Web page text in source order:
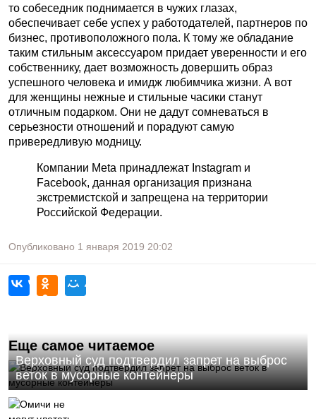
то собеседник поднимается в чужих глазах,
обеспечивает себе успех у работодателей, партнеров по
бизнес, противоположного пола. К тому же обладание
таким стильным аксессуаром придает уверенности и его
собственнику, дает возможность довершить образ
успешного человека и имидж любимчика жизни. А вот
для женщины нежные и стильные часики станут
отличным подарком. Они не дадут сомневаться в
серьезности отношений и порадуют самую
привередливую модницу.
Компании Meta принадлежат Instagram и
Facebook, данная организация признана
экстремистской и запрещена на территории
Российской Федерации.
Опубликовано 1 января 2019 20:02
Еще самое читаемое
Верховный суд подтвердил запрет на выброс
веток в мусорные контейнеры